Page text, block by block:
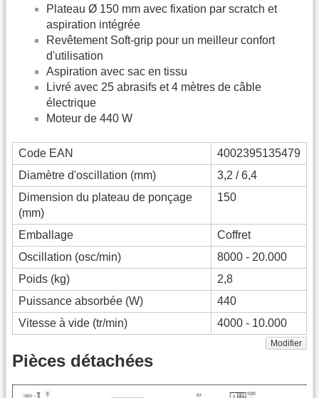
Plateau Ø 150 mm avec fixation par scratch et
aspiration intégrée
Revêtement Soft-grip pour un meilleur confort
d'utilisation
Aspiration avec sac en tissu
Livré avec 25 abrasifs et 4 mètres de câble
électrique
Moteur de 440 W
Code EAN
4002395135479
Diamètre d'oscillation (mm)
3,2 / 6,4
Dimension du plateau de ponçage
(mm)
150
Emballage
Coffret
Oscillation (osc/min)
8000 - 20.000
Poids (kg)
2,8
Puissance absorbée (W)
440
Vitesse à vide (tr/min)
4000 - 10.000
Modifier
Pièces détachées